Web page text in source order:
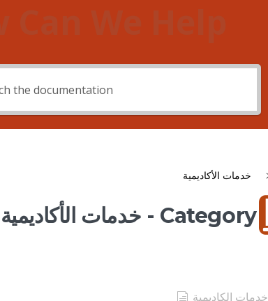
خدمات الأكاديمية
Category - خدمات الأكاديمية
خدمات الكاديمية